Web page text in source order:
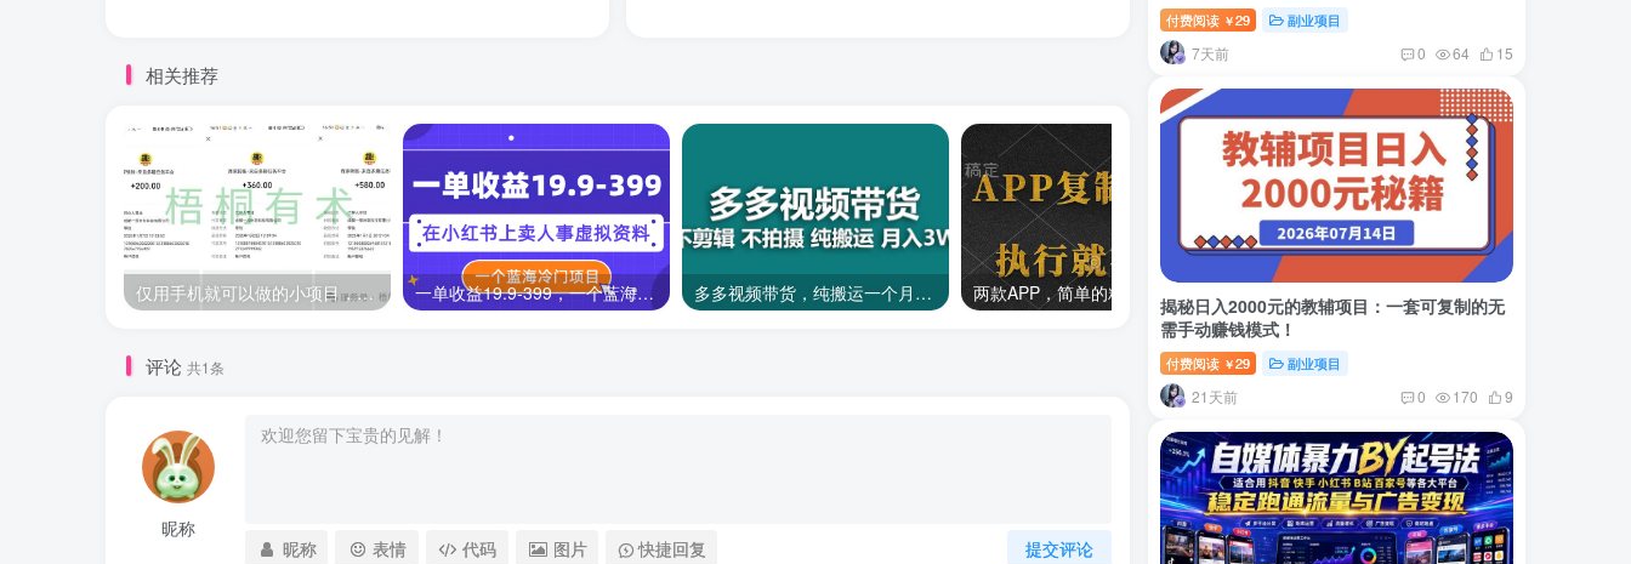
相关推荐
仅用手机就可以做的小项目，当天就能见钱，每天100-300 一单收益19.9-399，一个蓝海冷门项目，在小红书上卖人事虚拟资料 多多视频带货，纯搬运一个月搞了5w佣金，小白也能操作 两款APP，简单的粘贴复制，两分钟八元钱，无限做，执行就有收入 2024最新风口项目 低密度蓝海赛道，日收益5000+周收益4w+…
评论 共1条
昵称
提交评论
昵称 表情 代码 图片 快捷回复
付费阅读 ￥29 副业项目
7天前 0 64 15
揭秘日入2000元的教辅项目：一套可复制的无
需手动赚钱模式！
付费阅读 ￥29 副业项目
21天前 0 170 9